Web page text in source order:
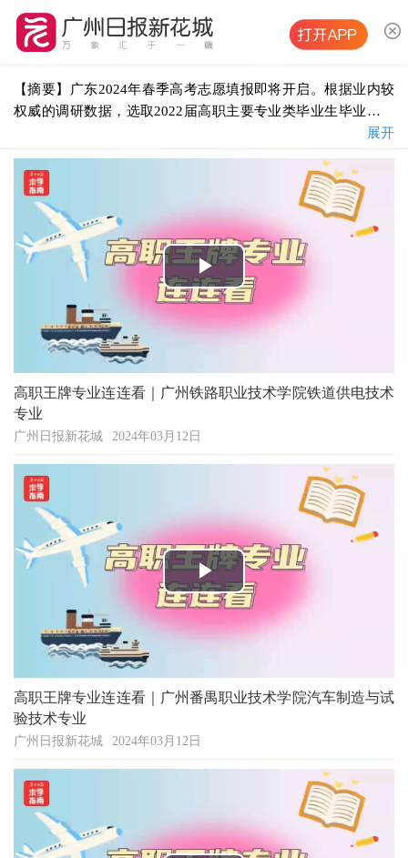
【摘要】广东2024年春季高考志愿填报即将开启。根据业内较
权威的调研数据，选取2022届高职主要专业类毕业生毕业半年
后的收入这一维度，结合广东“双十”战略产业集群，广州日报
在每个专业类邀请一位实力较强的院校做线上宣讲，专业负责
人全程出镜，围绕一个主要专业讲述发展前景、培养目标，为
考生填报春季高考志愿提供具有实用性的指导。
展开
Play
Video
高职王牌专业连连看｜广州铁路职业技术学院铁道供电技术
专业
广州日报新花城 2024年03月12日
Play
Video
高职王牌专业连连看｜广州番禺职业技术学院汽车制造与试
验技术专业
广州日报新花城 2024年03月12日